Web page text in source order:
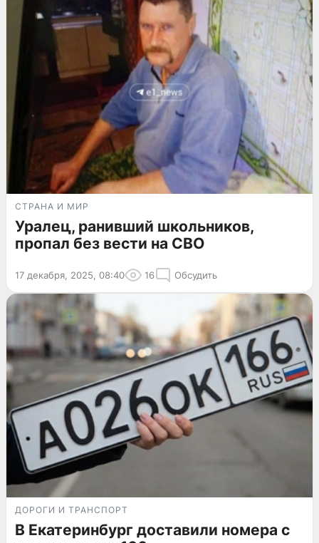
СТРАНА И МИР
Уралец, ранивший школьников,
пропал без вести на СВО
17 декабря, 2025, 08:40 16 Обсудить
ДОРОГИ И ТРАНСПОРТ
В Екатеринбург доставили номера с